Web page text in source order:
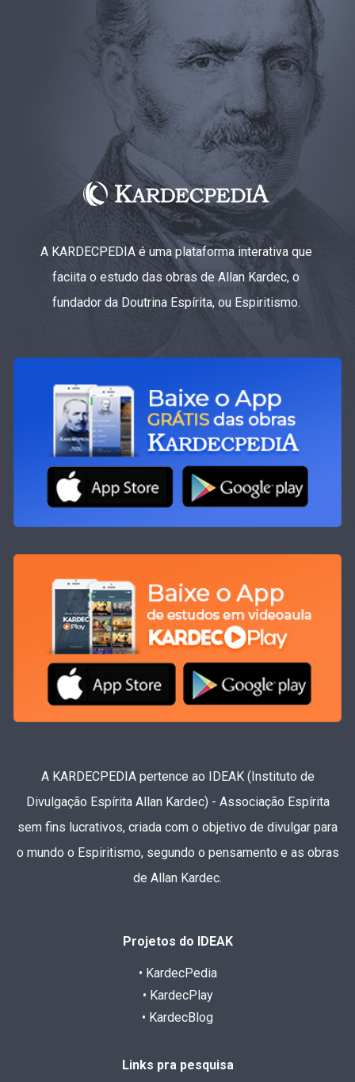
A KARDECPEDIA é uma plataforma interativa que
faciita o estudo das obras de Allan Kardec, o
fundador da Doutrina Espírita, ou Espiritismo.
A KARDECPEDIA pertence ao IDEAK (Instituto de
Divulgação Espírita Allan Kardec) - Associação Espírita
sem fins lucrativos, criada com o objetivo de divulgar para
o mundo o Espiritismo, segundo o pensamento e as obras
de Allan Kardec.
Projetos do IDEAK
• KardecPedia
• KardecPlay
• KardecBlog
Links pra pesquisa